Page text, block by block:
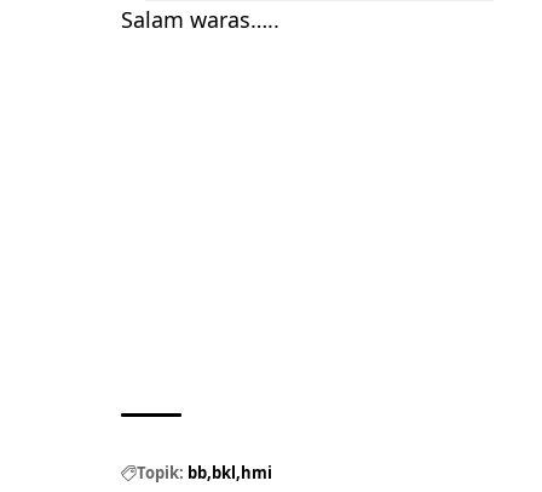
Salam waras…..
Topik: bb bkl hmi